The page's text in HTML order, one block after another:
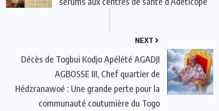
NEXT
Décès de Togbui Kodjo Apélété AGADJI
AGBOSSE III, Chef quartier de
Hédzranawoé : Une grande perte pour la
communauté coutumière du Togo